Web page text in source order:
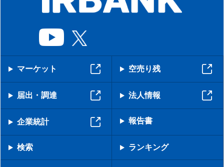
マーケット 空売り残
届出・調達 法人情報
企業統計 報告書
検索 ランキング